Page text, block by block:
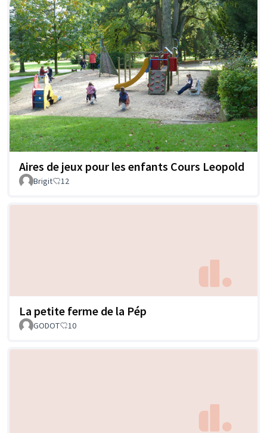
Aires de jeux pour les enfants Cours Leopold
Brigit 12
La petite ferme de la Pép
GODOT 10